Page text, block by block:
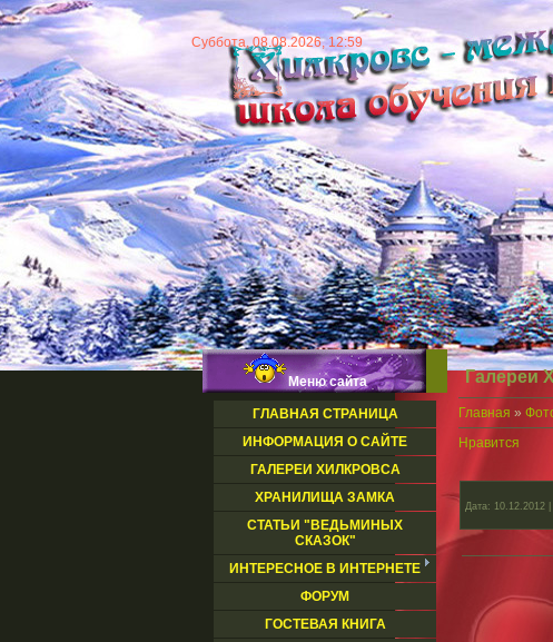
Суббота, 08.08.2026, 12:59
Меню сайта
ГЛАВНАЯ СТРАНИЦА
ИНФОРМАЦИЯ О САЙТЕ
ГАЛЕРЕИ ХИЛКРОВСА
ХРАНИЛИЩА ЗАМКА
СТАТЬИ "ВЕДЬМИНЫХ
СКАЗОК"
ИНТЕРЕСНОЕ В ИНТЕРНЕТЕ
ФОРУМ
ГОСТЕВАЯ КНИГА
Галереи
Главная »
Нравится
Дата: 10.12.2012 |